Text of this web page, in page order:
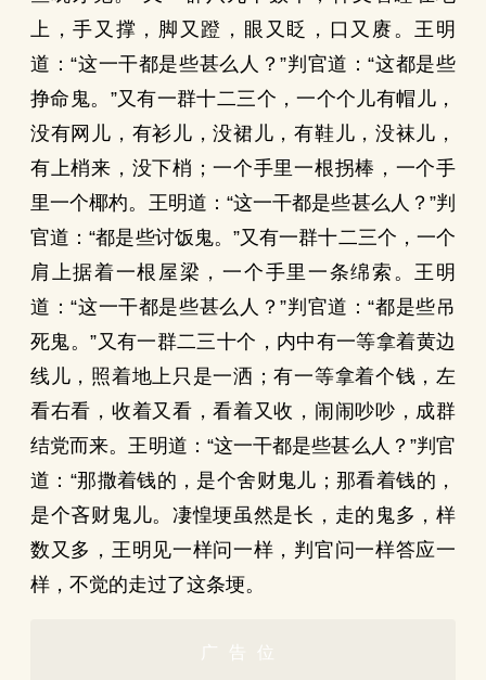
上，手又撑，脚又蹬，眼又眨，口又赓。王明
道：“这一干都是些甚么人？”判官道：“这都是些
挣命鬼。”又有一群十二三个，一个个儿有帽儿，
没有网儿，有衫儿，没裙儿，有鞋儿，没袜儿，
有上梢来，没下梢；一个手里一根拐棒，一个手
里一个椰杓。王明道：“这一干都是些甚么人？”判
官道：“都是些讨饭鬼。”又有一群十二三个，一个
肩上据着一根屋梁，一个手里一条绵索。王明
道：“这一干都是些甚么人？”判官道：“都是些吊
死鬼。”又有一群二三十个，内中有一等拿着黄边
线儿，照着地上只是一洒；有一等拿着个钱，左
看右看，收着又看，看着又收，闹闹吵吵，成群
结党而来。王明道：“这一干都是些甚么人？”判官
道：“那撒着钱的，是个舍财鬼儿；那看着钱的，
是个吝财鬼儿。凄惶埂虽然是长，走的鬼多，样
数又多，王明见一样问一样，判官问一样答应一
样，不觉的走过了这条埂。
广告位